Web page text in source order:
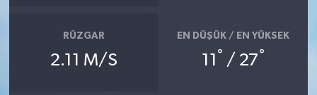
RÜZGAR
2.11 M/S
EN DÜŞÜK / EN YÜKSEK
11 ° / 27°
Siyaset